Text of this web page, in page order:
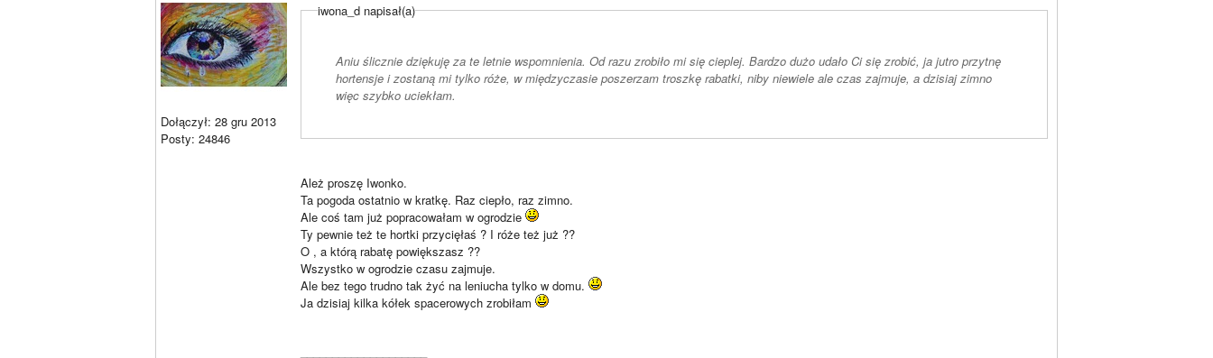
Dołączył: 28 gru 2013
Posty: 24846
iwona_d napisał(a)
Aniu ślicznie dziękuję za te letnie wspomnienia. Od razu zrobiło mi się cieplej. Bardzo dużo udało Ci się zrobić, ja jutro przytnę
hortensje i zostaną mi tylko róże, w międzyczasie poszerzam troszkę rabatki, niby niewiele ale czas zajmuje, a dzisiaj zimno
więc szybko uciekłam.
Ależ proszę Iwonko.
Ta pogoda ostatnio w kratkę. Raz ciepło, raz zimno.
Ale coś tam już popracowałam w ogrodzie
Ty pewnie też te hortki przycięłaś ? I róże też już ??
O , a którą rabatę powiększasz ??
Wszystko w ogrodzie czasu zajmuje.
Ale bez tego trudno tak żyć na leniucha tylko w domu.
Ja dzisiaj kilka kółek spacerowych zrobiłam